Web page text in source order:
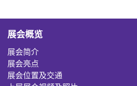
展会概览
展会简介
展会亮点
展会位置及交通